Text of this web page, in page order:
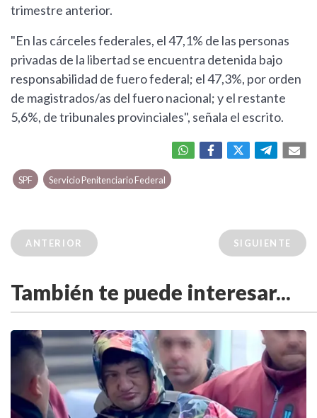
trimestre anterior.
"En las cárceles federales, el 47,1% de las personas
privadas de la libertad se encuentra detenida bajo
responsabilidad de fuero federal; el 47,3%, por orden
de magistrados/as del fuero nacional; y el restante
5,6%, de tribunales provinciales", señala el escrito.
SPF Servicio Penitenciario Federal
ANTERIOR SIGUIENTE
También te puede interesar...